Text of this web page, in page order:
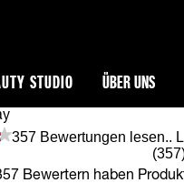
STUDIO ÜBER UNS
357 Bewertungen lesen..
Bewertern haben